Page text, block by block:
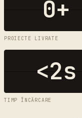
0+
PROIECTE LIVRATE
<2s
TIMP ÎNCĂRCARE